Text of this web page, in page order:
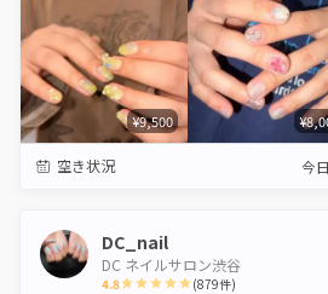
¥9,500
空き状況 今日
DC_nail
DC ネイルサロン渋谷
4.8 (879件)